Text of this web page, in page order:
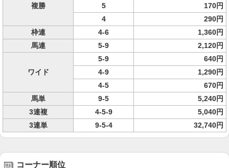
複勝
5
170円
4
290円
枠連
4-6
1,360円
馬連
5-9 2,120円
ワイド
5-9
640円
4-9
1,290円
4-5
670円
馬単
9-5
5,240円
3連複
4-5-9
5,040円
3連単
9-5-4 32,740円
コーナー順位